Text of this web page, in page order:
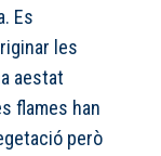
Es
les
aestat
flames han
però